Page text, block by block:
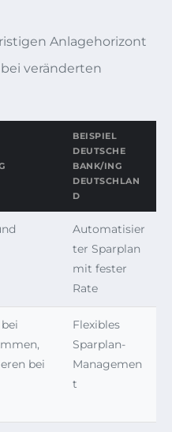
Anlagehorizont
veränderten
BEISPIEL
DEUTSCHE
BANK/ING
DEUTSCHLAN
D
Automatisier
ter Sparplan
mit fester
Rate
bei
Flexibles
Sparplan-
Managemen
t